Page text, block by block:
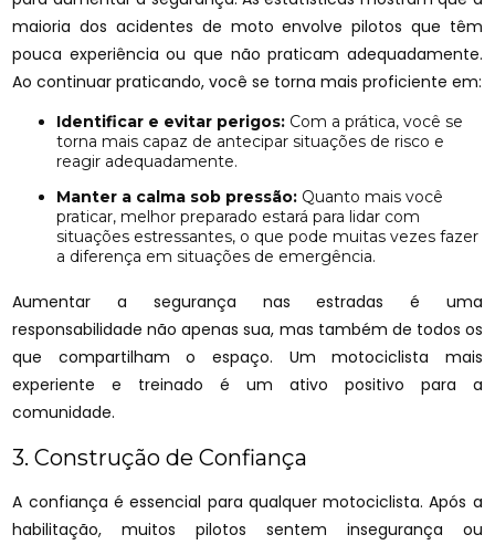
maioria dos acidentes de moto envolve pilotos que têm
pouca experiência ou que não praticam adequadamente.
Ao continuar praticando, você se torna mais proficiente em:
Identificar e evitar perigos: Com a prática, você se
torna mais capaz de antecipar situações de risco e
reagir adequadamente.
Manter a calma sob pressão: Quanto mais você
praticar, melhor preparado estará para lidar com
situações estressantes, o que pode muitas vezes fazer
a diferença em situações de emergência.
Aumentar a segurança nas estradas é uma
responsabilidade não apenas sua, mas também de todos os
que compartilham o espaço. Um motociclista mais
experiente e treinado é um ativo positivo para a
comunidade.
3. Construção de Confiança
A confiança é essencial para qualquer motociclista. Após a
habilitação, muitos pilotos sentem insegurança ou